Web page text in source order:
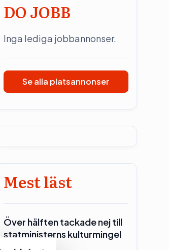
DO JOBB
Inga lediga jobbannonser.
Se alla platsannonser
Mest läst
Över hälften tackade nej till
statministerns kulturmingel